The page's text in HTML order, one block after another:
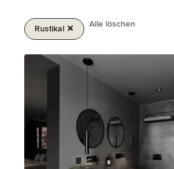
Rustikal Alle löschen
von